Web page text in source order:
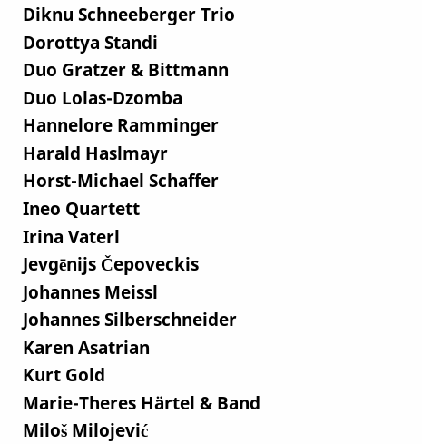
Diknu Schneeberger Trio
Dorottya Standi
Duo Gratzer & Bittmann
Duo Lolas-Dzomba
Hannelore Ramminger
Harald Haslmayr
Horst-Michael Schaffer
Ineo Quartett
Irina Vaterl
Jevgēnijs Čepoveckis
Johannes Meissl
Johannes Silberschneider
Karen Asatrian
Kurt Gold
Marie-Theres Härtel & Band
Miloš Milojević